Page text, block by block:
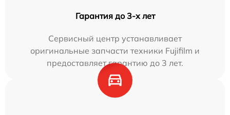
Гарантия до 3-х лет
Сервисный центр устанавливает
оригинальные запчасти техники Fujifilm и
предоставляет гарантию до 3 лет.